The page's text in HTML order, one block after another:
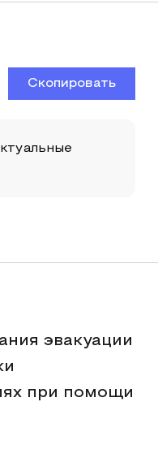
Скопировать
эвакуации
при помощи